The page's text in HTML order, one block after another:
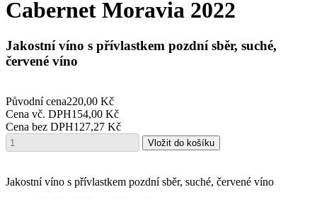
Cabernet Moravia 2022
Jakostní víno s přívlastkem pozdní sběr, suché,
červené víno
Původní cena220,00 Kč
Cena vč. DPH154,00 Kč
Cena bez DPH127,27 Kč
Jakostní víno s přívlastkem pozdní sběr, suché, červené víno